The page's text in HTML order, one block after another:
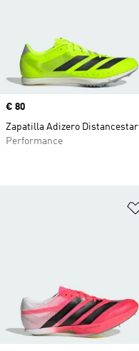
Precio
€ 80
Zapatilla Adizero Distancestar
Performance